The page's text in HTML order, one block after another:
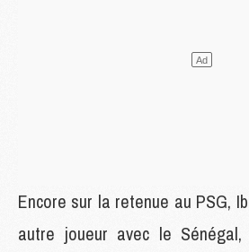
Encore sur la retenue au PSG,
autre joueur avec le